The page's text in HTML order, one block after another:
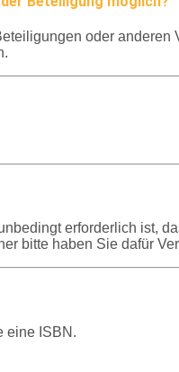
oder anderen
erforderlich ist,
bitte haben Sie dafür
eine ISBN.